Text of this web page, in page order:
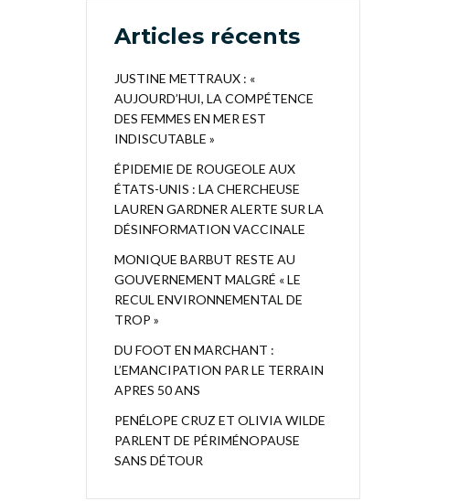
Articles récents
JUSTINE METTRAUX : «
AUJOURD’HUI, LA COMPÉTENCE
DES FEMMES EN MER EST
INDISCUTABLE »
ÉPIDEMIE DE ROUGEOLE AUX
ÉTATS-UNIS : LA CHERCHEUSE
LAUREN GARDNER ALERTE SUR LA
DÉSINFORMATION VACCINALE
MONIQUE BARBUT RESTE AU
GOUVERNEMENT MALGRÉ « LE
RECUL ENVIRONNEMENTAL DE
TROP »
DU FOOT EN MARCHANT :
L’EMANCIPATION PAR LE TERRAIN
APRES 50 ANS
PENÉLOPE CRUZ ET OLIVIA WILDE
PARLENT DE PÉRIMÉNOPAUSE
SANS DÉTOUR